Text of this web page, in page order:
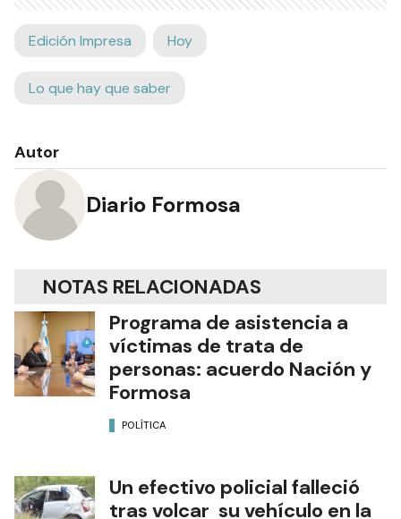
Edición Impresa Hoy
Lo que hay que saber
Autor
Diario Formosa
NOTAS RELACIONADAS
Programa de asistencia a
víctimas de trata de
personas: acuerdo Nación y
Formosa
POLÍTICA
Un efectivo policial falleció
tras volcar su vehículo en la